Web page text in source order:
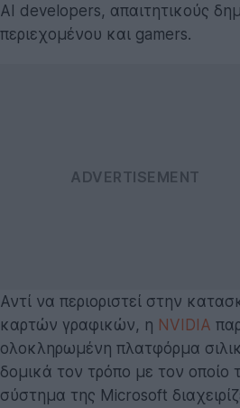
AI developers, απαιτητικούς
περιεχομένου και gamers.
Αντί να περιοριστεί στην
καρτών γραφικών, η NVIDIA
ολοκληρωμένη πλατφόρμα
δομικά τον τρόπο με τον οποίο
σύστημα της Microsoft